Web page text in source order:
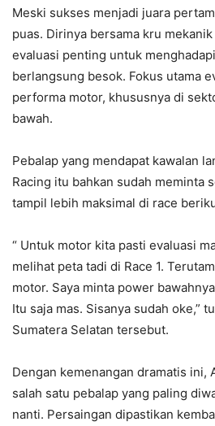
Meski sukses menjadi juara
puas. Dirinya bersama kru
evaluasi penting untuk
berlangsung besok. Fokus utama
performa motor, khususnya di
bawah.
Pebalap yang mendapat kawalan
Racing itu bahkan sudah meminta
tampil lebih maksimal di race
“ Untuk motor kita pasti evaluasi
melihat peta tadi di Race 1.
motor. Saya minta power
Itu saja mas. Sisanya sudah oke,”
Sumatera Selatan tersebut.
Dengan kemenangan dramatis ini,
salah satu pebalap yang paling
nanti. Persaingan dipastikan